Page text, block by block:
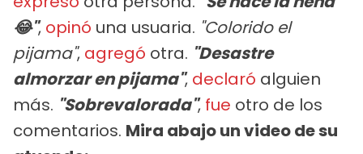
😂", opinó una usuaria. "Colorido el
pijama", agregó otra. "Desastre
almorzar en pijama", declaró alguien
más. "Sobrevalorada", fue otro de los
comentarios. Mira abajo un video de su